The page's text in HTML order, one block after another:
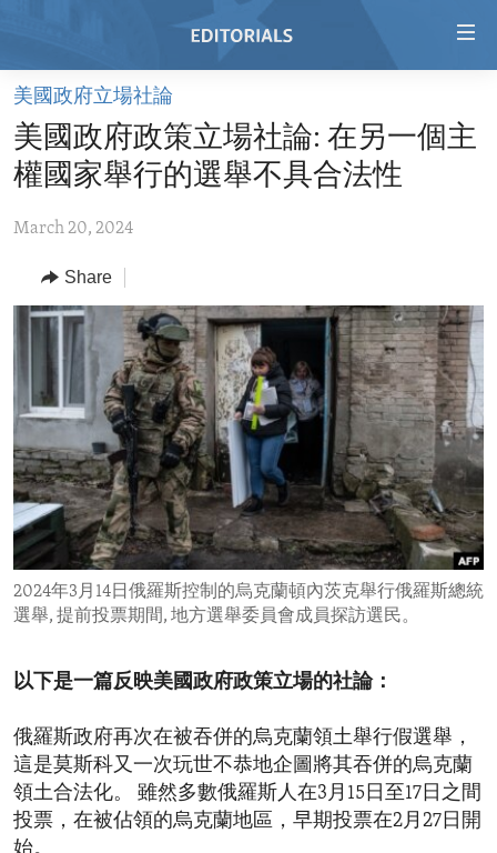
Skip
main
content
to
Navigation
Skip
to
Search
HOME
VIDEO
REGIONS
AFRICA
AMERICAS
ASIA
EUROPE
MIDDLE EAST
TOPICS
HUMAN RIGHTS
SECURITY AND DEFENSE
AID AND DEVELOPMENT
DEMOCRACY AND GOVERNANCE
ECONOMY AND TRADE
ENVIRONMENT AND HEALTH
IDEALS AND INSTITUTIONS
ARCHIVE
ABOUT US
FOLLOW US
美國政府立場社論
美國政府政策立場社論: 在另一個主
權國家舉行的選舉不具合法性
March 20, 2024
Share
2024年3月14日俄羅斯控制的烏克蘭頓內茨克舉行俄羅斯總統
選舉, 提前投票期間, 地方選舉委員會成員探訪選民。
以下是一篇反映美國政府政策立場的社論：
俄羅斯政府再次在被吞併的烏克蘭領土舉行假選舉，
這是莫斯科又一次玩世不恭地企圖將其吞併的烏克蘭
領土合法化。 雖然多數俄羅斯人在3月15日至17日之間
投票，在被佔領的烏克蘭地區，早期投票在2月27日開